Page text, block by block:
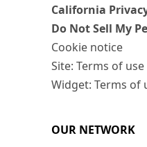
California
Do Not Sell My
Cookie notice
Site: Terms of use
Widget: Terms of
OUR NETWORK